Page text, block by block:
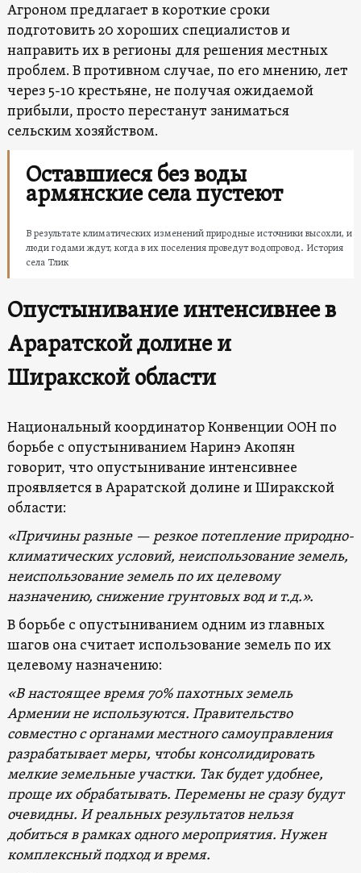
Агроном предлагает в короткие сроки
подготовить 20 хороших специалистов и
направить их в регионы для решения местных
проблем. В противном случае, по его мнению, лет
через 5-10 крестьяне, не получая ожидаемой
прибыли, просто перестанут заниматься
сельским хозяйством.
Оставшиеся без воды
армянские села пустеют
В результате климатических изменений природные источники высохли, и
люди годами ждут, когда в их поселения проведут водопровод. История
села Тлик
Опустынивание интенсивнее в
Араратской долине и
Ширакской области
Национальный координатор Конвенции ООН по
борьбе с опустыниванием Наринэ Акопян
говорит, что опустынивание интенсивнее
проявляется в Араратской долине и Ширакской
области:
«Причины разные — резкое потепление природно-
климатических условий, неиспользование земель,
неиспользование земель по их целевому
назначению, снижение грунтовых вод и т.д.».
В борьбе с опустыниванием одним из главных
шагов она считает использование земель по их
целевому назначению:
«В настоящее время 70% пахотных земель
Армении не используются. Правительство
совместно с органами местного самоуправления
разрабатывает меры, чтобы консолидировать
мелкие земельные участки. Так будет удобнее,
проще их обрабатывать. Перемены не сразу будут
очевидны. И реальных результатов нельзя
добиться в рамках одного мероприятия. Нужен
комплексный подход и время.